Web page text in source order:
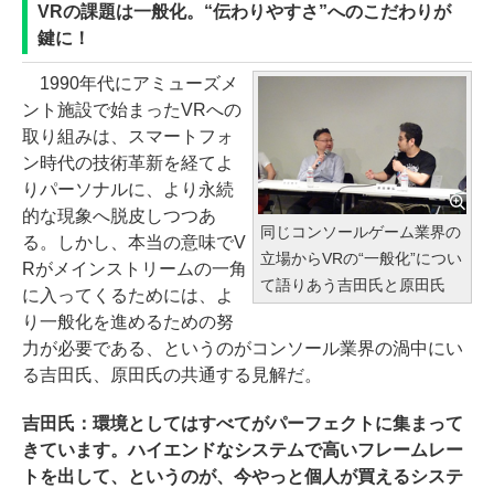
VRの課題は一般化。“伝わりやすさ”へのこだわりが
鍵に！
同じコンソールゲーム業界の
立場からVRの“一般化”につい
て語りあう吉田氏と原田氏
1990年代にアミューズメ
ント施設で始まったVRへの
取り組みは、スマートフォ
ン時代の技術革新を経てよ
りパーソナルに、より永続
的な現象へ脱皮しつつあ
る。しかし、本当の意味でV
Rがメインストリームの一角
に入ってくるためには、よ
り一般化を進めるための努
力が必要である、というのがコンソール業界の渦中にい
る吉田氏、原田氏の共通する見解だ。
吉田氏：環境としてはすべてがパーフェクトに集まって
きています。ハイエンドなシステムで高いフレームレー
トを出して、というのが、今やっと個人が買えるシステ